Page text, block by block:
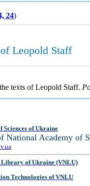
24)
Leopold Staff
texts of Leopold Staff.
Sciences of Ukraine
National Academy of
Library of Ukraine (VNLU)
Technologies of VNLU